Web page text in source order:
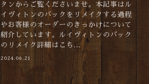
タンからご覧くださいませ。本記事はル
イヴィトンのバックをリメイクする過程
やお客様のオーダーのきっかけについて
紹介しています。ルイヴィトンのバック
のリメイク詳細はこち...
2024.06.21